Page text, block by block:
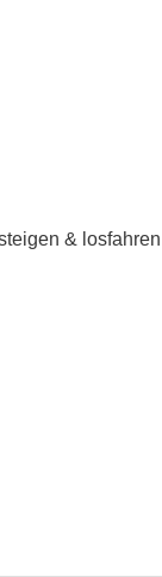
& losfahren